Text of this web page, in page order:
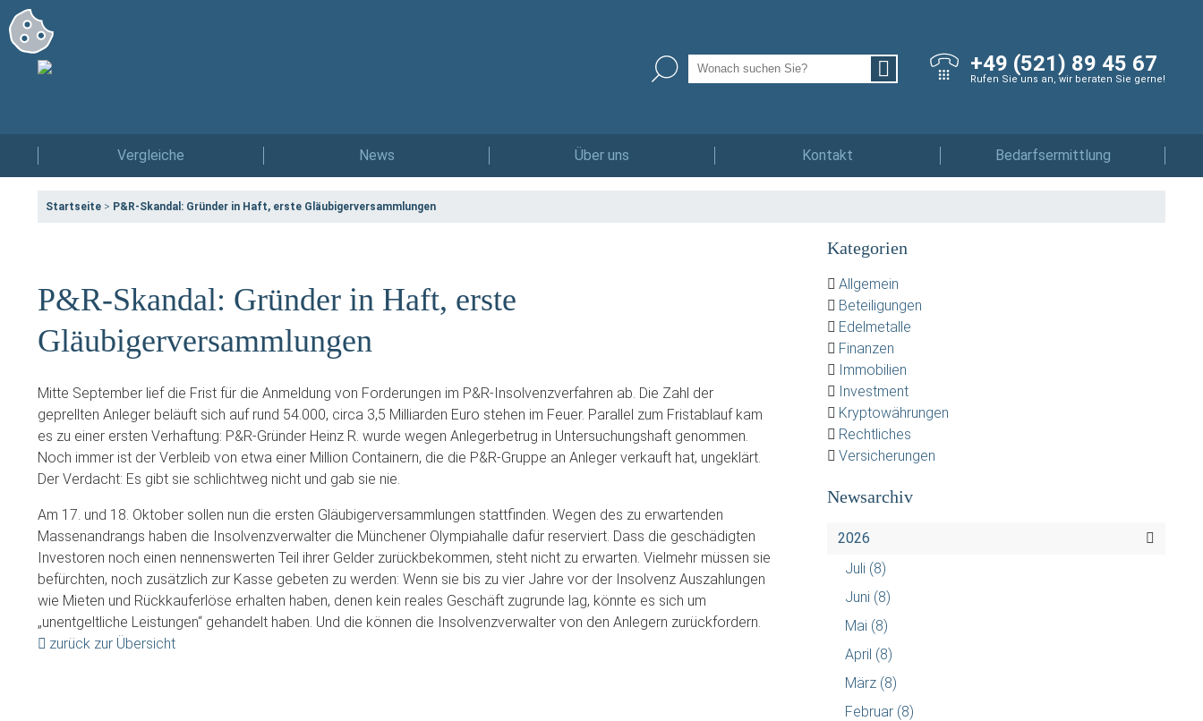
+49 (521) 89 45 67
Rufen Sie uns an, wir beraten Sie gerne!
Vergleiche News Über uns Kontakt Bedarfsermittlung
Startseite > P&R-Skandal: Gründer in Haft, erste Gläubigerversammlungen
P&R-Skandal: Gründer in Haft, erste
Gläubigerversammlungen
Mitte September lief die Frist für die Anmeldung von Forderungen im P&R-Insolvenzverfahren ab. Die Zahl der
geprellten Anleger beläuft sich auf rund 54.000, circa 3,5 Milliarden Euro stehen im Feuer. Parallel zum Fristablauf kam
es zu einer ersten Verhaftung: P&R-Gründer Heinz R. wurde wegen Anlegerbetrug in Untersuchungshaft genommen.
Noch immer ist der Verbleib von etwa einer Million Containern, die die P&R-Gruppe an Anleger verkauft hat, ungeklärt.
Der Verdacht: Es gibt sie schlichtweg nicht und gab sie nie.
Am 17. und 18. Oktober sollen nun die ersten Gläubigerversammlungen stattfinden. Wegen des zu erwartenden
Massenandrangs haben die Insolvenzverwalter die Münchener Olympiahalle dafür reserviert. Dass die geschädigten
Investoren noch einen nennenswerten Teil ihrer Gelder zurückbekommen, steht nicht zu erwarten. Vielmehr müssen sie
befürchten, noch zusätzlich zur Kasse gebeten zu werden: Wenn sie bis zu vier Jahre vor der Insolvenz Auszahlungen
wie Mieten und Rückkauferlöse erhalten haben, denen kein reales Geschäft zugrunde lag, könnte es sich um
„unentgeltliche Leistungen“ gehandelt haben. Und die können die Insolvenzverwalter von den Anlegern zurückfordern.
zurück zur Übersicht
Kategorien
Allgemein
Beteiligungen
Edelmetalle
Finanzen
Immobilien
Investment
Kryptowährungen
Rechtliches
Versicherungen
Newsarchiv
2026
Juli (8)
Juni (8)
Mai (8)
April (8)
März (8)
Februar (8)